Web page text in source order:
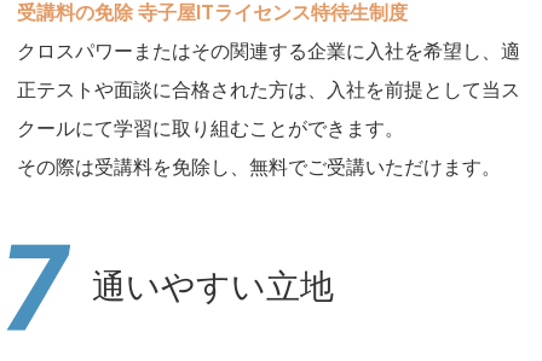
受講料の免除 寺子屋ITライセンス特待生制度
クロスパワーまたはその関連する企業に入社を希望し、適
正テストや面談に合格された方は、入社を前提として当ス
クールにて学習に取り組むことができます。
その際は受講料を免除し、無料でご受講いただけます。
7 通いやすい立地